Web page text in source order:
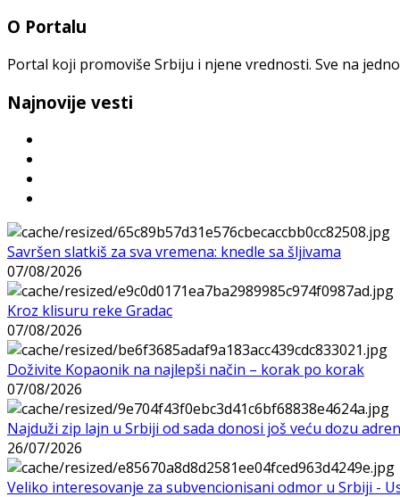
O Portalu
Portal koji promoviše Srbiju i njene vrednosti. Sve na
Najnovije vesti
Savršen slatkiš za sva vremena: knedle sa šljivama
07/08/2026
Kroz klisuru reke Gradac
07/08/2026
Doživite Kopaonik na najlepši način – korak po korak
07/08/2026
Najduži zip lajn u Srbiji od sada donosi još veću dozu
26/07/2026
Veliko interesovanje za subvencionisani odmor u Srbiji -